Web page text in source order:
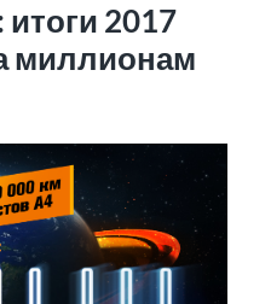
2017
миллионам